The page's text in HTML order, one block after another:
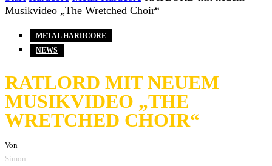
Musikvideo „The Wretched Choir“
METAL HARDCORE
NEWS
RATLORD MIT NEUEM
MUSIKVIDEO „THE
WRETCHED CHOIR“
Von
Simon